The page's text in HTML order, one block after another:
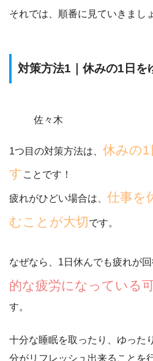
それでは、順番に見ていきまし
対策方法1｜休みの1日を
佐々木
1つ目の対策方法は、 休みの
す ことです！
疲れがひどい場合は、 仕事を
むことが大切です。
なぜなら、1日休んでも疲れが
的な疲労になっている
す。
十分な睡眠を取ったり、ゆった
分がリフレッシュ出来ることを